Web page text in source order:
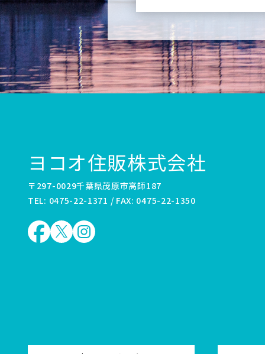
ヨコオ住販株式会社
〒297-0029千葉県茂原市高師187
TEL: 0475-22-1371 / FAX: 0475-22-1350